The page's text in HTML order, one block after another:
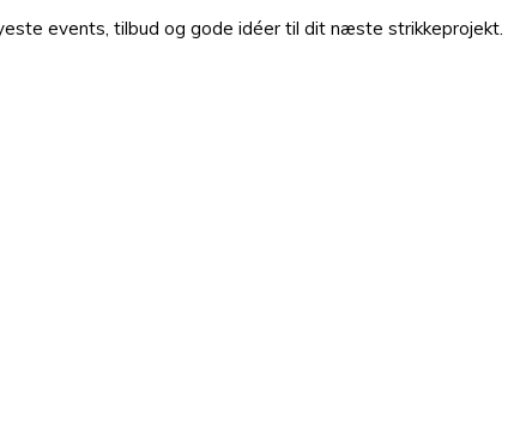
events, tilbud og gode idéer til dit næste strikkeprojekt.